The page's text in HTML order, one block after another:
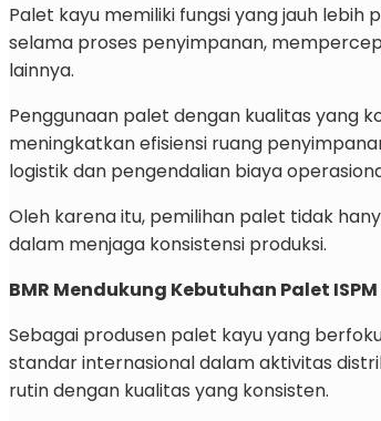
Palet kayu memiliki fungsi yang jauh
selama proses penyimpanan,
lainnya.
Penggunaan palet dengan kualitas yang
meningkatkan efisiensi ruang
logistik dan pengendalian biaya
Oleh karena itu, pemilihan palet tidak
dalam menjaga konsistensi produksi.
BMR Mendukung Kebutuhan Palet
Sebagai produsen palet kayu yang
standar internasional dalam aktivitas
rutin dengan kualitas yang konsisten.